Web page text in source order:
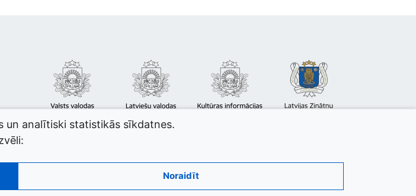
un analītiski statistikās sīkdatnes.
Noraidīt